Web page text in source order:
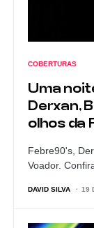
COBERTURAS
Uma
Derxan,
olhos da
Febre90's,
Voador.
DAVID SILVA 19